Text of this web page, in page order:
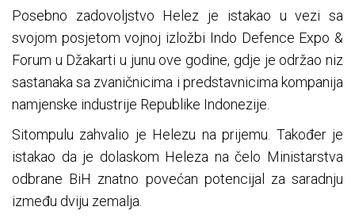
Posebno zadovoljstvo Helez je istakao u vezi sa
svojom posjetom vojnoj izložbi Indo Defence Expo &
Forum u Džakarti u junu ove godine, gdje je održao niz
sastanaka sa zvaničnicima i predstavnicima kompanija
namjenske industrije Republike Indonezije.
Sitompulu zahvalio je Helezu na prijemu. Također je
istakao da je dolaskom Heleza na čelo Ministarstva
odbrane BiH znatno povećan potencijal za saradnju
između dviju zemalja.